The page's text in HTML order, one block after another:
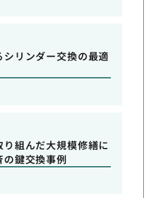
シリンダー交換の最適
組んだ大規模修繕に
鍵交換事例